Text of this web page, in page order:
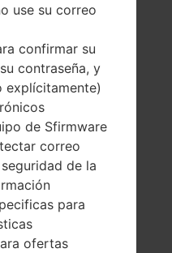
1300MHz ARM
Cortex -A7
use su correo
confirmar su
contraseña, y
explícitamente)
de Sfirmware
correo
de la
para
ofertas